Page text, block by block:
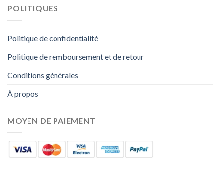
POLITIQUES
Politique de confidentialité
Politique de remboursement et de retour
Conditions générales
À propos
MOYEN DE PAIEMENT